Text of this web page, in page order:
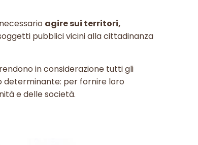
agire sui territori,
pubblici vicini alla cittadinanza
in considerazione tutti gli
determinante: per fornire loro
e delle società.